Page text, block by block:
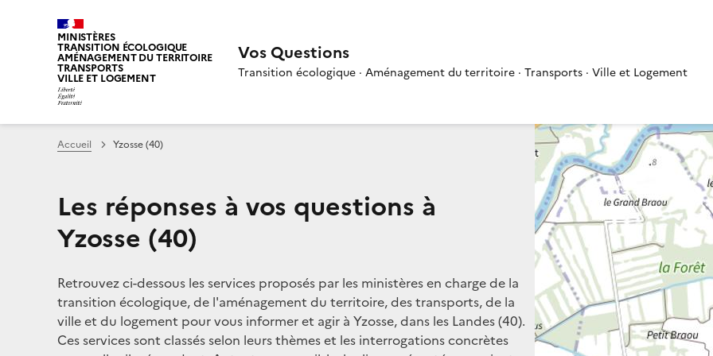
MINISTÈRES
TRANSITION ÉCOLOGIQUE
AMÉNAGEMENT DU TERRITOIRE
TRANSPORTS
VILLE ET LOGEMENT
Vos Questions
Transition écologique · Aménagement du territoire · Transports · Ville et Logement
Accueil Yzosse (40)
Les réponses à vos questions à
Yzosse (40)
Retrouvez ci-dessous les services proposés par les ministères en charge de la
transition écologique, de l'aménagement du territoire, des transports, de la
ville et du logement pour vous informer et agir à Yzosse, dans les Landes (40).
Ces services sont classés selon leurs thèmes et les interrogations concrètes